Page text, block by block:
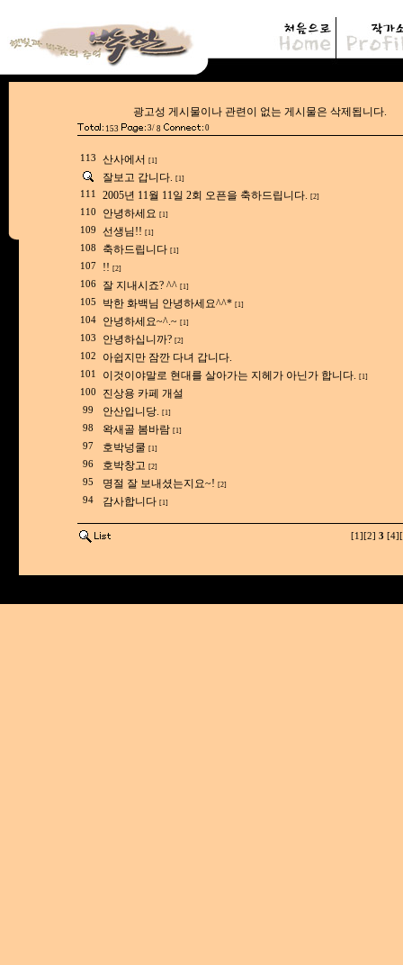
광고성 게시물이나 관련이 없는 게시물
153 3/ 8 0
113 산사에서 [1]
잘보고 갑니다. [1]
111 2005년 11월 11일 2회 오픈을 축하드립니다. [2]
110 안녕하세요 [1]
109 선생님!! [1]
108 축하드립니다 [1]
107 !! [2]
106 잘 지내시죠? ^^ [1]
105 박한 화백님 안녕하세요^^* [1]
104 안녕하세요~^.~ [1]
103 안녕하십니까? [2]
102 아쉽지만 잠깐 다녀 갑니다.
101 이것이야말로 현대를 살아가는 지헤가 아닌가 합니다. [1]
100 진상용 카페 개설
99 안산입니당. [1]
98 왁새골 봄바람 [1]
97 호박넝쿨 [1]
96 호박창고 [2]
95 명절 잘 보내셨는지요~! [2]
94 감사합니다 [1]
[1] [2] 3 [4]